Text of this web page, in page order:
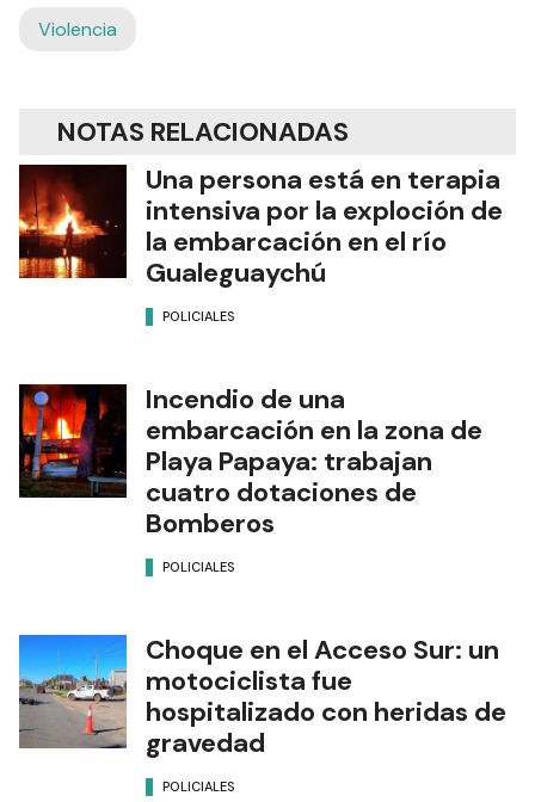
Violencia
NOTAS RELACIONADAS
Una persona está en terapia
intensiva por la exploción de
la embarcación en el río
Gualeguaychú
POLICIALES
Incendio de una
embarcación en la zona de
Playa Papaya: trabajan
cuatro dotaciones de
Bomberos
POLICIALES
Choque en el Acceso Sur: un
motociclista fue
hospitalizado con heridas de
gravedad
POLICIALES